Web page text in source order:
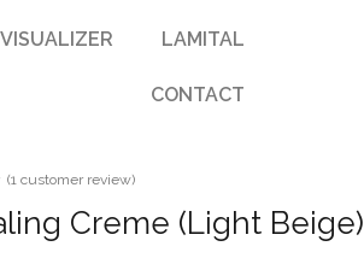
VISUALIZER LAMITAL
CONTACT
(1 customer review)
Creme (Light Beige)